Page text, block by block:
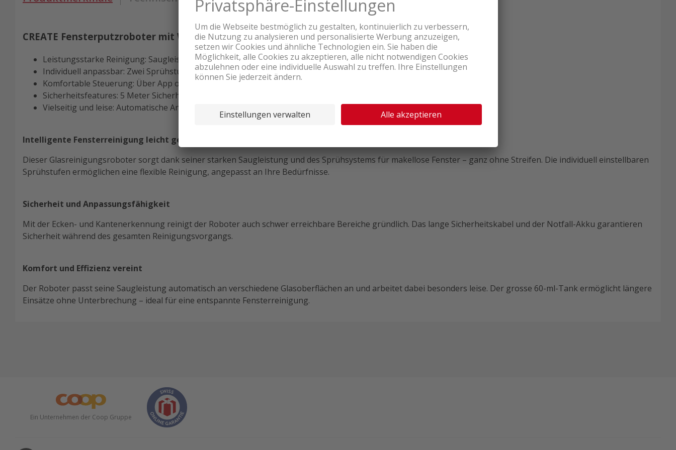
CREATE Fensterputzroboter mit WLAN Schwarz
Leistungsstarke Reinigung: Saugleistung bis zu 3200 Pa mit doppeltem Wasserauslass für streifenfreie Ergebnisse.
Individuell anpassbar: Zwei Sprühstufen für die Intensität des Reinigungsstrahls.
Komfortable Steuerung: Über App oder Fernbedienung – volle Kontrolle, bequem und flexibel.
Sicherheitsfeatures: 5 Meter Sicherheitskabel und Notfall-Akku für bis zu 30 Minuten Betrieb bei Stromausfall.
Vielseitig und leise: Automatische Anpassung an verschiedene Oberflächen bei geringer Lautstärke.
Intelligente Fensterreinigung leicht gemacht
Dieser Glasreinigungsroboter sorgt dank seiner starken Saugleistung und des Sprühsystems für makellose Fenster – ganz ohne Streifen. Die individuell einstellbaren
Sprühstufen ermöglichen eine flexible Reinigung, angepasst an Ihre Bedürfnisse.
Sicherheit und Anpassungsfähigkeit
Mit der Ecken- und Kantenerkennung reinigt der Roboter auch schwer erreichbare Bereiche gründlich. Das lange Sicherheitskabel und der Notfall-Akku garantieren
Sicherheit während des gesamten Reinigungsvorgangs.
Komfort und Effizienz vereint
Der Roboter passt seine Saugleistung automatisch an verschiedene Glasoberflächen an und arbeitet dabei besonders leise. Der grosse 60-ml-Tank ermöglicht längere
Einsätze ohne Unterbrechung – ideal für eine entspannte Fensterreinigung.
Ein Unternehmen der Coop Gruppe